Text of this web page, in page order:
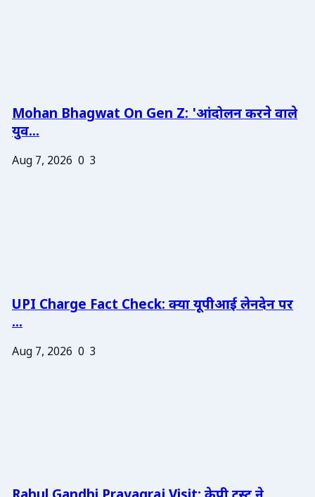
Mohan Bhagwat On Gen Z: 'आंदोलन करने वाले
युव...
Aug 7, 2026 0 3
UPI Charge Fact Check: क्या यूपीआई लेनदेन पर
...
Aug 7, 2026 0 3